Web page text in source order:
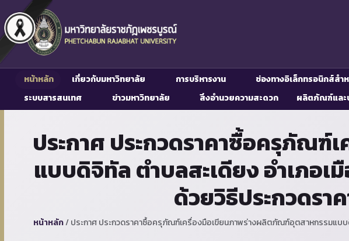
หน้าหลัก เกี่ยวกับมหาวิทยาลัย การบริหารงาน ช่องทางอิเล็กทรอนิกส์ส
ระบบสารสนเทศ
ข่าวมหาวิทยาลัย สิ่งอำนวยความสะดวก ผลิตภัณฑ์และ
ประกาศ ประกวดราคาซื้อครุภัณ
แบบดิจิทัล ตำบลสะเดียง อำเภอ
ด้วยวิธีประกวดร
หน้าหลัก/ประกาศ ประกวดราคาซื้อครุภัณฑ์เครื่องมือเขียนภาพร่างผลิตภัณฑ์อุตสาหกรรมแบ